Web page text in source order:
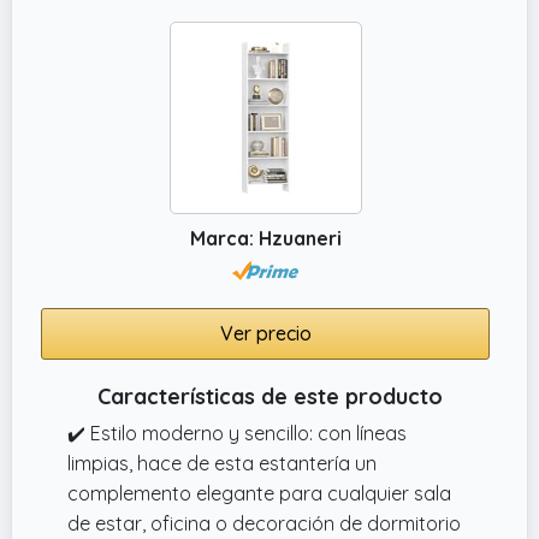
Marca: Hzuaneri
Ver precio
Características de este producto
✔️ Estilo moderno y sencillo: con líneas
limpias, hace de esta estantería un
complemento elegante para cualquier sala
de estar, oficina o decoración de dormitorio